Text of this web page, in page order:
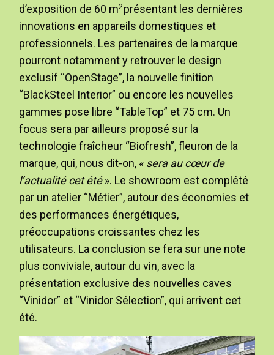
d’exposition de 60 m2présentant les dernières
innovations en appareils domestiques et
professionnels. Les partenaires de la marque
pourront notamment y retrouver le design
exclusif “OpenStage”, la nouvelle finition
“BlackSteel Interior” ou encore les nouvelles
gammes pose libre “TableTop” et 75 cm. Un
focus sera par ailleurs proposé sur la
technologie fraîcheur “Biofresh”, fleuron de la
marque, qui, nous dit-on, « sera au cœur de
l’actualité cet été». Le showroom est complété
par un atelier “Métier”, autour des économies et
des performances énergétiques,
préoccupations croissantes chez les
utilisateurs. La conclusion se fera sur une note
plus conviviale, autour du vin, avec la
présentation exclusive des nouvelles caves
“Vinidor” et “Vinidor Sélection”, qui arrivent cet
été.